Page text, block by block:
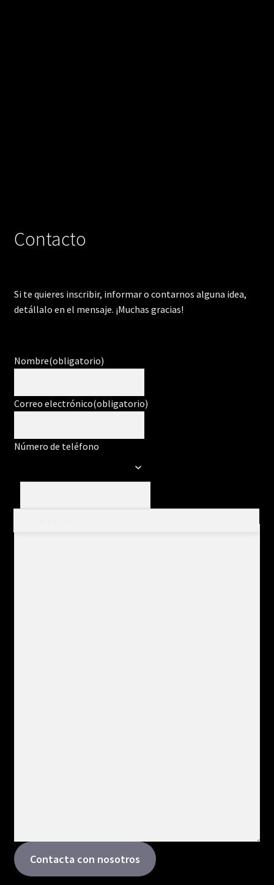
Contacto
Si te quieres inscribir, informar o contarnos alguna idea,
detállalo en el mensaje. ¡Muchas gracias!
Nombre(obligatorio)
Correo electrónico(obligatorio)
Número de teléfono
Contacta con nosotros